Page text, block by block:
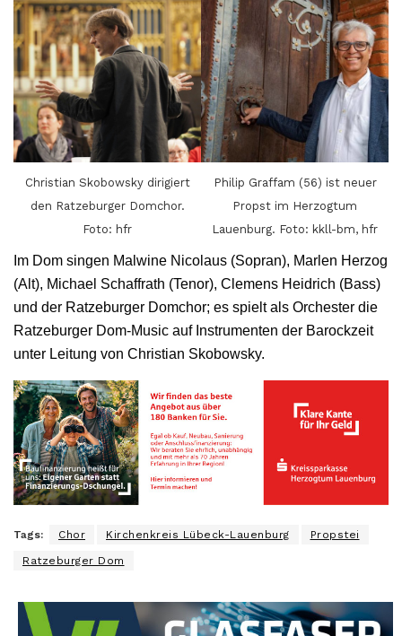
Christian Skobowsky dirigiert
den Ratzeburger Domchor.
Foto: hfr
Philip Graffam (56) ist neuer
Propst im Herzogtum
Lauenburg. Foto: kkll-bm, hfr
Im Dom singen Malwine Nicolaus (Sopran), Marlen Herzog
(Alt), Michael Schaffrath (Tenor), Clemens Heidrich (Bass)
und der Ratzeburger Domchor; es spielt als Orchester die
Ratzeburger Dom-Music auf Instrumenten der Barockzeit
unter Leitung von Christian Skobowsky.
Tags: Chor Kirchenkreis Lübeck-Lauenburg Propstei
Ratzeburger Dom